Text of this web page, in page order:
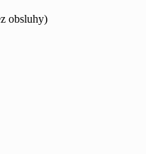
obsluhy)